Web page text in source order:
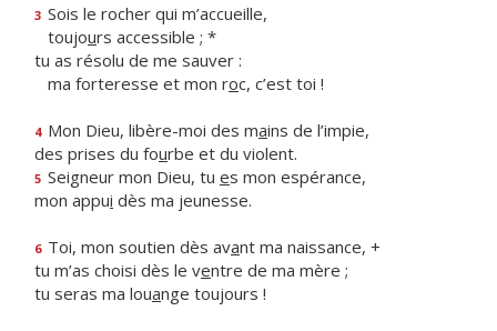
3 Sois le rocher qui m’accueille,
toujours accessible ; *
tu as résolu de me sauver :
ma forteresse et mon roc, c’est toi !
4 Mon Dieu, libère-moi des mains de l’impie,
des prises du fourbe et du violent.
5 Seigneur mon Dieu, tu es mon espérance,
mon appui dès ma jeunesse.
6 Toi, mon soutien dès avant ma naissance, +
tu m’as choisi dès le ventre de ma mère ;
tu seras ma louange toujours !